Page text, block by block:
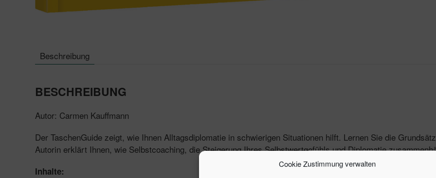
Cookie Zustimmung verwalten
Beschreibung
BESCHREIBUNG
Autor: Carmen Kauffmann
Der TaschenGuide zeigt, wie Ihnen Alltagsdiplomatie in schwierigen Situationen hilft. Lernen Sie die
Autorin erklärt Ihnen, wie Selbstcoaching, die Steigerung Ihres Selbstwertgefühls und Diplomatie
Inhalte: